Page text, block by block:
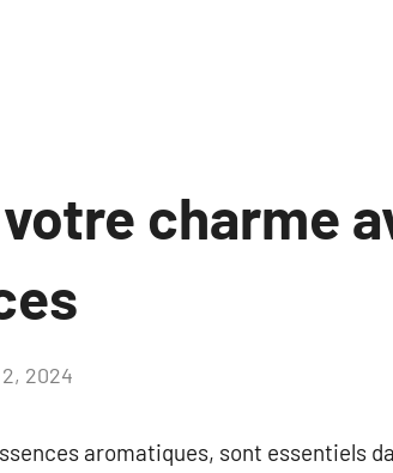
charme
2024
aromatiques, sont essentiels